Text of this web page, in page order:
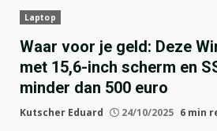
Laptop
Waar voor je geld: Deze
met 15,6-inch scherm en
minder dan 500 euro
Kutscher Eduard 24/10/2025 6 min